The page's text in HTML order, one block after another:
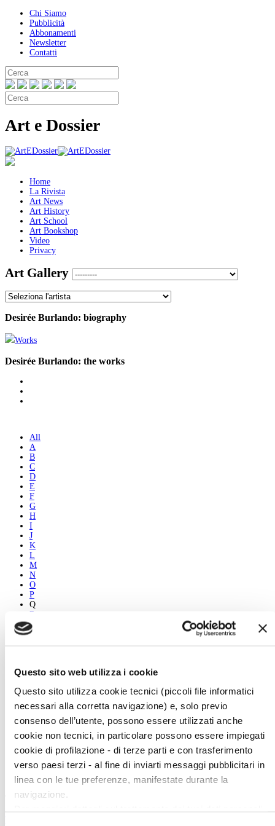
Questo sito web utilizza i cookie
Questo sito utilizza cookie tecnici (piccoli file informatici
necessari alla corretta navigazione) e, solo previo
consenso dell’utente, possono essere utilizzati anche
cookie non tecnici, in particolare possono essere impiegati
cookie di profilazione - di terze parti e con trasferimento
verso paesi terzi - al fine di inviarti messaggi pubblicitari in
linea con le tue preferenze, manifestate durante la
navigazione.
Chi Siamo
Pubblicità
Abbonamenti
Newsletter
Contatti
Art e Dossier
Home
La Rivista
Art News
Art History
Art School
Art Bookshop
Video
Privacy
Art Gallery
Desirée Burlando: biography
Works
Desirée Burlando: the works
All
A
B
C
D
E
F
G
H
I
J
K
L
M
N
O
P
Q
R
S
T
X
Z
Biography
The Works
Twitter